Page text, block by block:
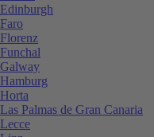
Edinburgh
Faro
Florenz
Funchal
Galway
Hamburg
Horta
Las Palmas de Gran Canaria
Lecce